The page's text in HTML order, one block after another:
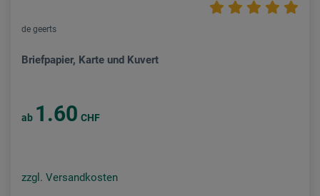
de geerts
Briefpapier, Karte und Kuvert
ab 1.60 CHF
zzgl. Versandkosten